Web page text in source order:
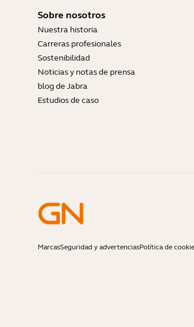
Sobre nosotros
Nuestra historia
Carreras profesionales
Sostenibilidad
Noticias y notas de prensa
blog de Jabra
Estudios de caso
MarcasSeguridad y advertenciasPolítica de